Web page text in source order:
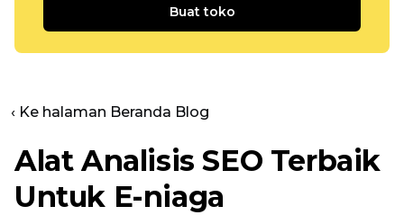
Buat toko
‹ Ke halaman Beranda Blog
Alat Analisis SEO Terbaik
Untuk E-niaga